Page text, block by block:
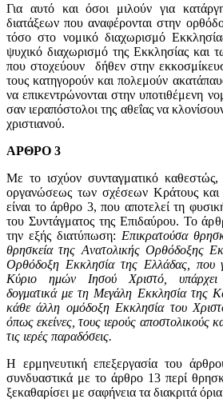
Για αυτό και όσοι μιλούν για
διατάξεων που αναφέρονται στην
τόσο στο νομικό διαχωρισμό
ψυχικό διαχωρισμό της Εκκλησίας και
που στοχεύουν δήθεν στην
τους κατηγορούν και πολεμούν
να επικεντρώνονται στην υποτιθέμενη
σαν ιεραπόστολοι της αθεΐας να
χριστιανού.
ΑΡΘΡΟ 3
Με το ισχύον συνταγματικό καθεστώς,
οργανώσεως των σχέσεων Κράτους και
είναι το άρθρο 3, που αποτελεί τη
του Συντάγματος της Επιδαύρου. Το
την εξής διατύπωση: Eπικρατούσα
θρησκεία της Aνατολικής Oρθόδοξης
Oρθόδοξη Eκκλησία της Eλλάδας, που
Kύριο ημών Iησού Xριστό, υπάρχει
δογματικά με τη Mεγάλη Eκκλησία της
κάθε άλλη ομόδοξη Eκκλησία του
όπως εκείνες, τους ιερούς αποστολικούς
τις ιερές παραδόσεις.
Η ερμηνευτική επεξεργασία του
συνδυαστικά με το άρθρο 13 περί
ξεκαθαρίσει με σαφήνεια τα διακριτά